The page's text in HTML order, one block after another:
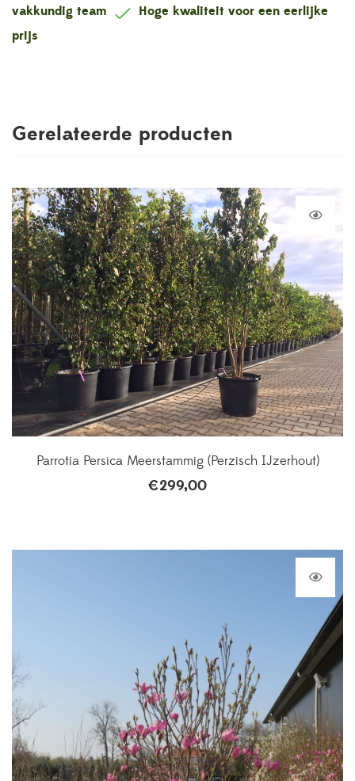
vakkundig team
Hoge kwaliteit voor een eerlijke
prijs
Gerelateerde producten
Parrotia Persica Meerstammig (Perzisch IJzerhout)
€299,00